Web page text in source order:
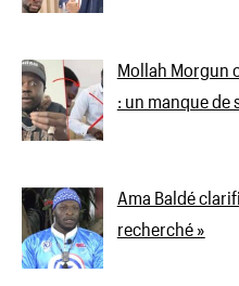
Mollah Morgun
: un manque de
Ama Baldé
recherché »